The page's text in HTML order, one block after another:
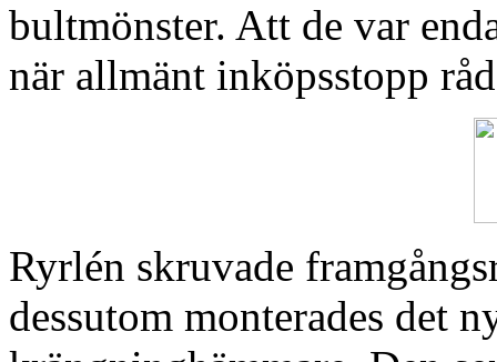
bultmönster. Att de var
när allmänt inköpsstopp
Ryrlén skruvade
dessutom monterades det